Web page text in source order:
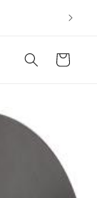
Carrito